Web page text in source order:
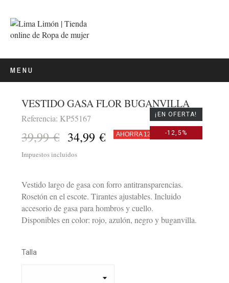
MENU
¡EN OFERTA!
-12,5%
VESTIDO GASA FLOR BUGANVILLA
Referencia: KP55167
39,99 € 34,99 € AHORRA 12,5%
Impuestos incluidos
Vestido largo de gasa con forro antitransparencias.
Rosetón en el escote. Tirantes ajustables. Incluido
accesorio de gasa para hombros y cuello.
Disponibles en color: rojo, azulón, negro y buganvilla.
Talla